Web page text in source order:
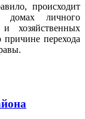
происходит
личного
хозяйственных
перехода